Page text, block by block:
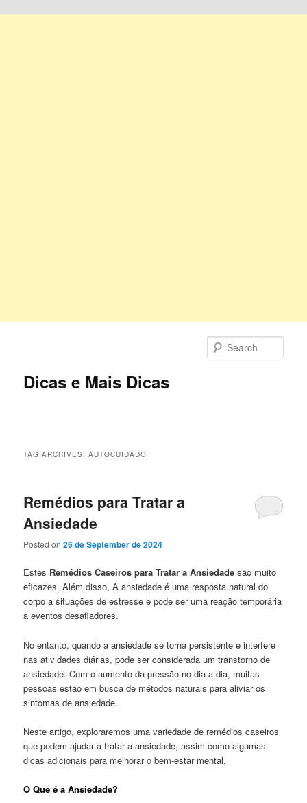
Dicas e Mais Dicas
TAG ARCHIVES:AUTOCUIDADO
Remédios para Tratar a
Ansiedade
Posted on26 de September de 2024
Estes Remédios Caseiros para Tratar a Ansiedade são muito
eficazes. Além disso, A ansiedade é uma resposta natural do
corpo a situações de estresse e pode ser uma reação temporária
a eventos desafiadores.
No entanto, quando a ansiedade se torna persistente e interfere
nas atividades diárias, pode ser considerada um transtorno de
ansiedade. Com o aumento da pressão no dia a dia, muitas
pessoas estão em busca de métodos naturais para aliviar os
sintomas de ansiedade.
Neste artigo, exploraremos uma variedade de remédios caseiros
que podem ajudar a tratar a ansiedade, assim como algumas
dicas adicionais para melhorar o bem-estar mental.
O Que é a Ansiedade?